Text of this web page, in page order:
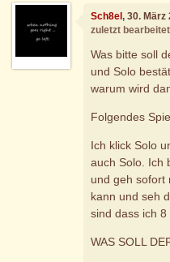
Sch8el, 30. März
zuletzt
Was bitte soll
und Solo
warum wird
Folgendes
Ich klick Solo
auch Solo. Ich
und geh sofort
kann und seh
sind dass ich 8
WAS SOLL